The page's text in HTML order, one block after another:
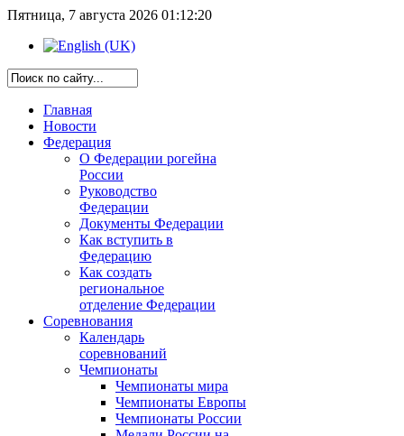
Пятница, 7 августа 2026 01:12:20
Главная
Новости
Федерация
О Федерации рогейна
России
Руководство
Федерации
Документы Федерации
Как вступить в
Федерацию
Как создать
региональное
отделение Федерации
Соревнования
Календарь
соревнований
Чемпионаты
Чемпионаты мира
Чемпионаты Европы
Чемпионаты России